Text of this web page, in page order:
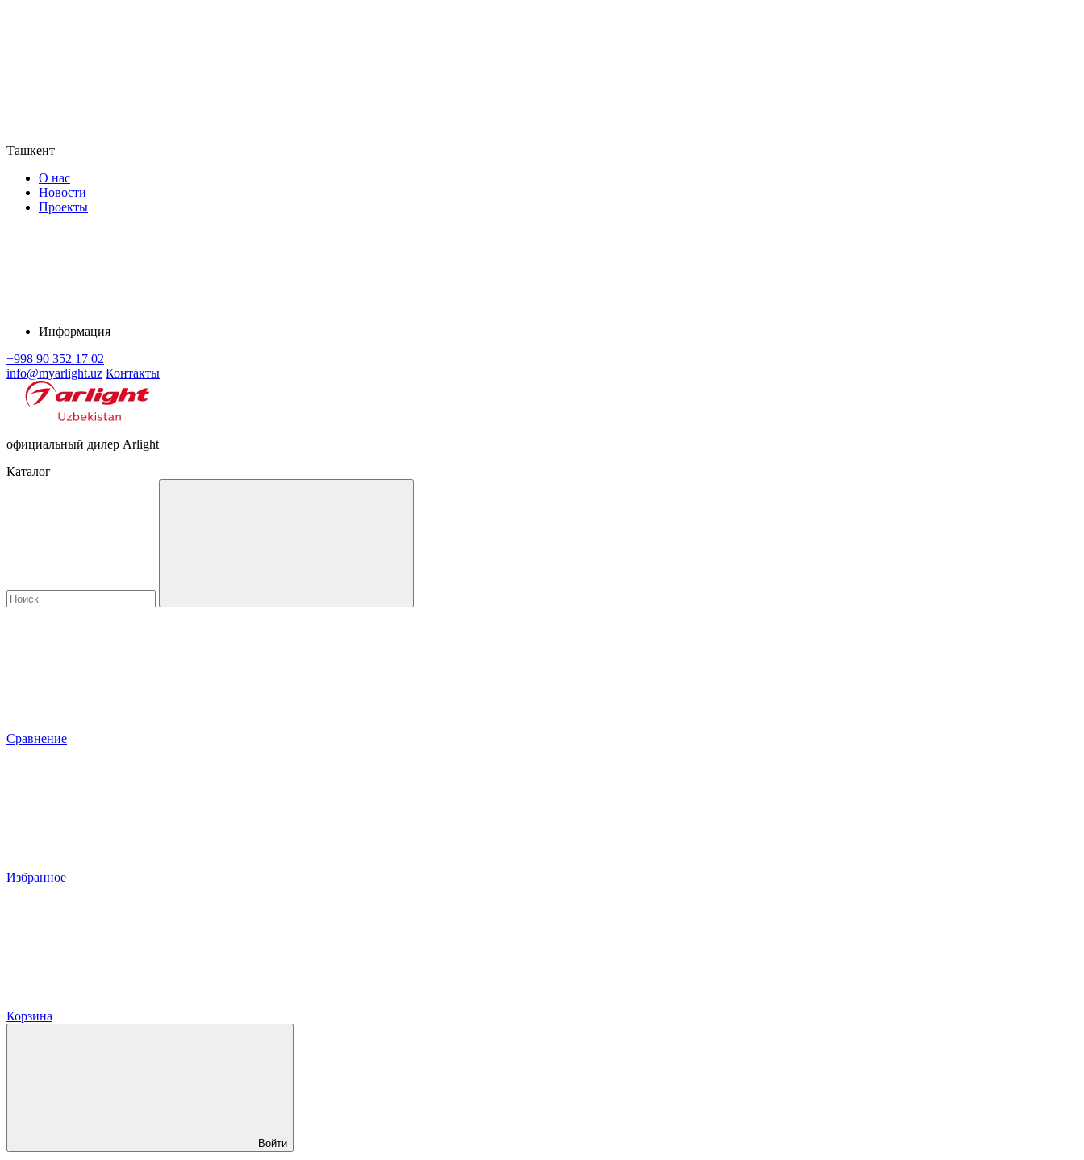
Ташкент
О нас
Новости
Проекты
Информация
+998 90 352 17 02
info@myarlight.uz Контакты
официальный дилер Arlight
Каталог
Сравнение
Избранное
Корзина
Войти